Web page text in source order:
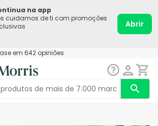
na app
cuidamos de ti com promoções
Abrir
em 642 opiniões